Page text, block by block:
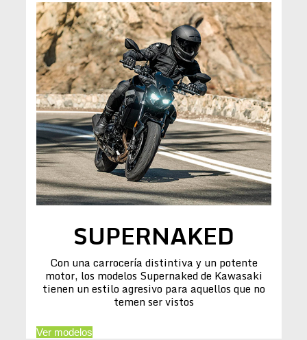
SUPERNAKED
Con una carrocería distintiva y un potente
motor, los modelos Supernaked de Kawasaki
tienen un estilo agresivo para aquellos que no
temen ser vistos
Ver modelos